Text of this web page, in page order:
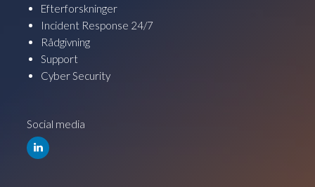
Efterforskninger
Incident Response 24/7
Rådgivning
Support
Cyber Security
Social media